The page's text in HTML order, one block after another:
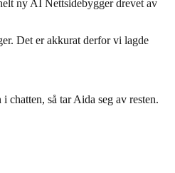
ny AI Nettsidebygger drevet av
Det er akkurat derfor vi lagde
så tar Aida seg av resten.